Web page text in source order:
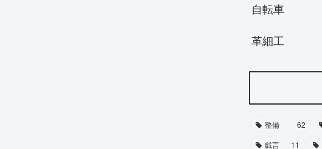
自転車
革細工
整備 62
戯言
11